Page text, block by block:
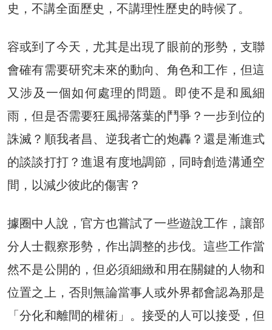
史，不講全面歷史，不講理性歷史的時候了。
容或到了今天，尤其是出現了眼前的形勢，支聯
會確有需要研究未來的動向、角色和工作，但這
又涉及一個如何處理的問題。即使不是和風細
雨，但是否需要狂風掃落葉的鬥爭？一步到位的
誅滅？順我者昌、逆我者亡的炮轟？還是漸進式
的談談打打？進退有度地調節，同時創造溝通空
間，以減少彼此的傷害？
據圈中人說，官方也嘗試了一些遊說工作，讓部
分人士觀察形勢，作出調整的步伐。這些工作當
然不是公開的，但必須細緻和用在關鍵的人物和
位置之上，否則無論當事人或外界都會認為那是
「分化和離間的權術」。接受的人可以接受，但